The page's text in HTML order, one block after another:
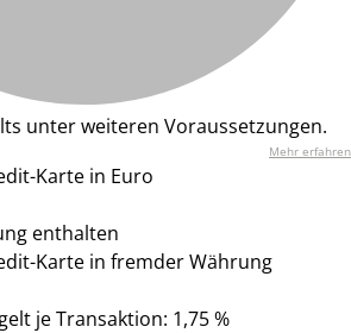
unter weiteren Voraussetzungen.
Mehr erfahren
Karte in Euro
enthalten
Karte in fremder Währung
je Transaktion: 1,75 %